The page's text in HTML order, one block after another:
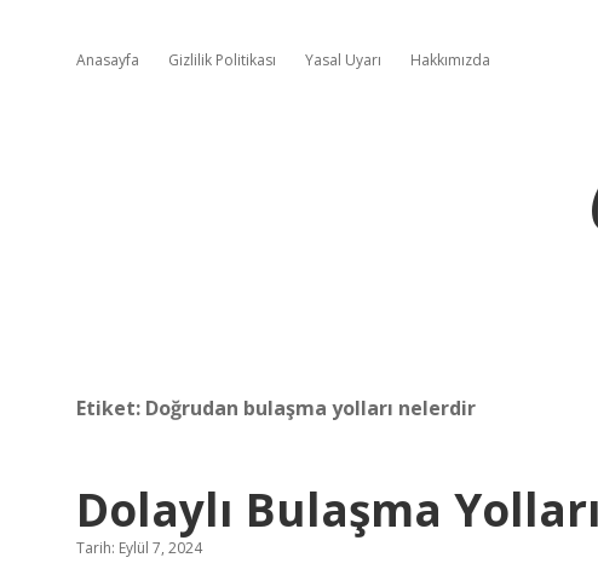
Anasayfa Gizlilik Politikası Yasal Uyarı Hakkımızda
Etiket: Doğrudan bulaşma yolları nelerdir
Dolaylı Bulaşma
Tarih: Eylül 7, 2024